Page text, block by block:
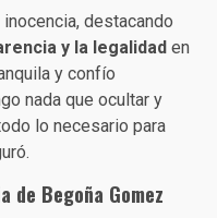
destacando
y la legalidad en
y confío
nada que ocultar y
lo necesario para
de Begoña Gomez